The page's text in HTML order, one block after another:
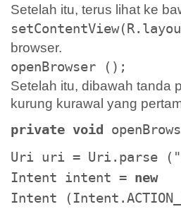
Setelah itu, terus lihat ke
browser.
openBrowser ();
Setelah itu, dibawah tanda
kurung kurawal yang
private void
Uri uri = Uri.parse
Intent intent = new
Intent